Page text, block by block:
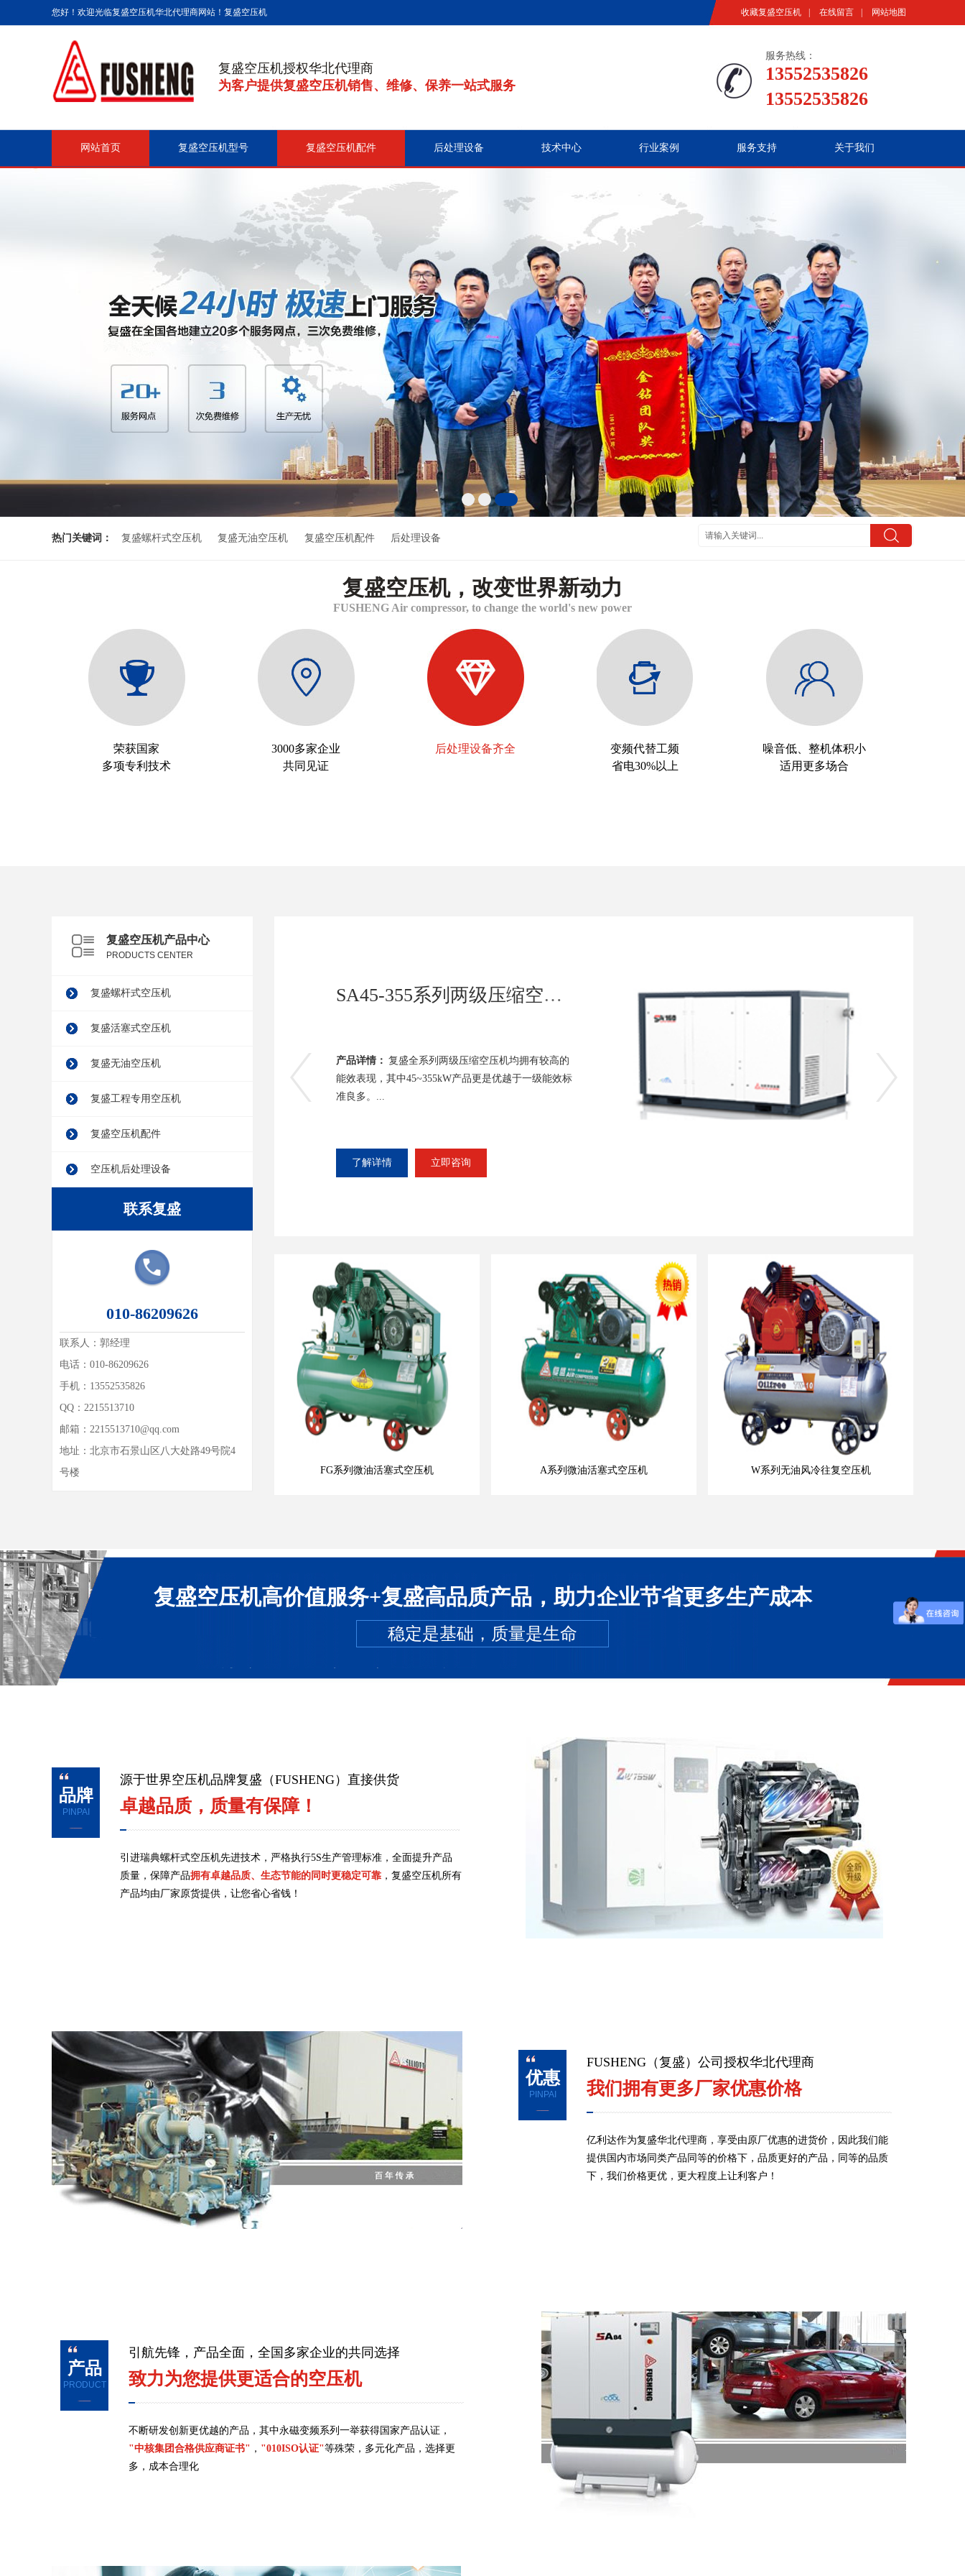
收藏复盛空压机 在线留言 网站地图
您好！欢迎光临复盛空压机华北代理商网站！ 复盛空压机
服务热线：
13552535826
13552535826
复盛空压机授权华北代理商
为客户提供复盛空压机销售、维修、保养一站式服务
网站首页 复盛空压机型号 复盛空压机配件 后处理设备 技术中心 行业案例 服务支持 关于我们
热门关键词： 复盛螺杆式空压机 复盛无油空压机 复盛空压机配件 后处理设备
复盛空压机，改变世界新动力
FUSHENG Air compressor, to change the world's new power
荣获国家
多项专利技术
3000多家企业
共同见证
后处理设备齐全
变频代替工频
省电30%以上
噪音低、整机体积小
适用更多场合
复盛空压机产品中心
PRODUCTS CENTER
复盛螺杆式空压机
复盛活塞式空压机
复盛无油空压机
复盛工程专用空压机
复盛空压机配件
空压机后处理设备
联系复盛
010-86209626
联系人： 郭经理
电话：010-86209626
手机：13552535826
QQ： 2215513710
邮箱： 2215513710@qq.com
地址： 北京市石景山区八大处路49号院4
号楼
SAV-5.5-37永磁变频系列空压机
产品详情： 永磁电机与空压机主机一体化设计，没有
齿轮和皮带，几乎能获得100%传动效率。无启动大电
流线，性运转平稳，恒压控制，可大幅节能。全封闭
了解详情 立即咨询
FG系列微油活塞式空压机 A系列微油活塞式空压机 W系列无油风冷往复空压机
复盛空压机高价值服务+复盛高品质产品，助力企业节省更多生产成本
稳定是基础，质量是生命
品牌
PINPAI
源于世界空压机品牌复盛（FUSHENG）直接供货
卓越品质，质量有保障！
引进瑞典螺杆式空压机先进技术，严格执行5S生产管理标准，全面提升产品
质量，保障产品拥有卓越品质、生态节能的同时更稳定可靠 ，复盛空压机所有
产品均由厂家原货提供，让您省心省钱！
优惠
PINPAI
FUSHENG（复盛）公司授权华北代理商
我们拥有更多厂家优惠价格
亿利达作为复盛华北代理商，享受由原厂优惠的进货价，因此我们能
提供国内市场同类产品同等的价格下，品质更好的产品，同等的品质
下，我们价格更优，更大程度上让利客户！
产品
PRODUCT
引航先锋，产品全面，全国多家企业的共同选择
致力为您提供更适合的空压机
不断研发创新更优越的产品，其中永磁变频系列一举获得国家产品认证，
"中核集团合格供应商证书" ， "010ISO认证"等殊荣，多元化产品，选择更
多，成本合理化